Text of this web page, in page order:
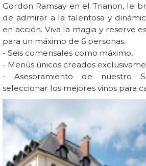
Gordon Ramsay en el Trianon, le
de admirar a la talentosa y
en acción. Viva la magia y reserve
para un máximo de 6 personas.
- Seis comensales como máximo,
- Menús únicos creados
- Asesoramiento de nuestro
seleccionar los mejores vinos para